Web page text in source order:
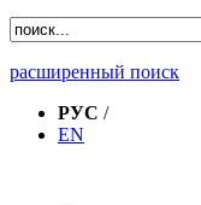
расширенный поиск
РУС /
EN